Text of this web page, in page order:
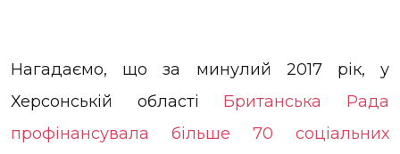
Нагадаємо, що за минулий 2017 рік, у
Херсонській області Британська Рада
профінансувала більше 70 соціальних